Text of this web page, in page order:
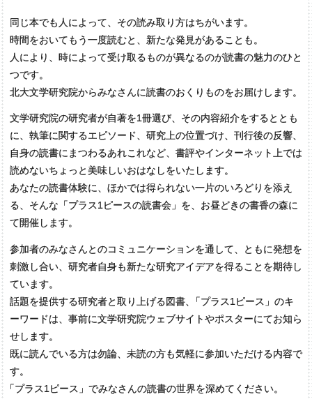
同じ本でも人によって、その読み取り方はちがいます。
時間をおいてもう一度読むと、新たな発見があることも。
人により、時によって受け取るものが異なるのが読書の魅力のひと
つです。
北大文学研究院からみなさんに読書のおくりものをお届けします。
文学研究院の研究者が自著を1冊選び、その内容紹介をするととも
に、執筆に関するエピソード、研究上の位置づけ、刊行後の反響、
自身の読書にまつわるあれこれなど、書評やインターネット上では
読めないちょっと美味しいおはなしをいたします。
あなたの読書体験に、ほかでは得られない一片のいろどりを添え
る、そんな「プラス1ピースの読書会」を、お昼どきの書香の森に
て開催します。
参加者のみなさんとのコミュニケーションを通して、ともに発想を
刺激し合い、研究者自身も新たな研究アイデアを得ることを期待し
ています。
話題を提供する研究者と取り上げる図書、
「プラス1ピース」のキ
ーワードは、事前に文学研究院ウェブサイトやポスターにてお知ら
せします。
既に読んでいる方は勿論、未読の方も気軽に参加いただける内容で
す。
「プラス1ピース」でみなさんの読書の世界を深めてください。